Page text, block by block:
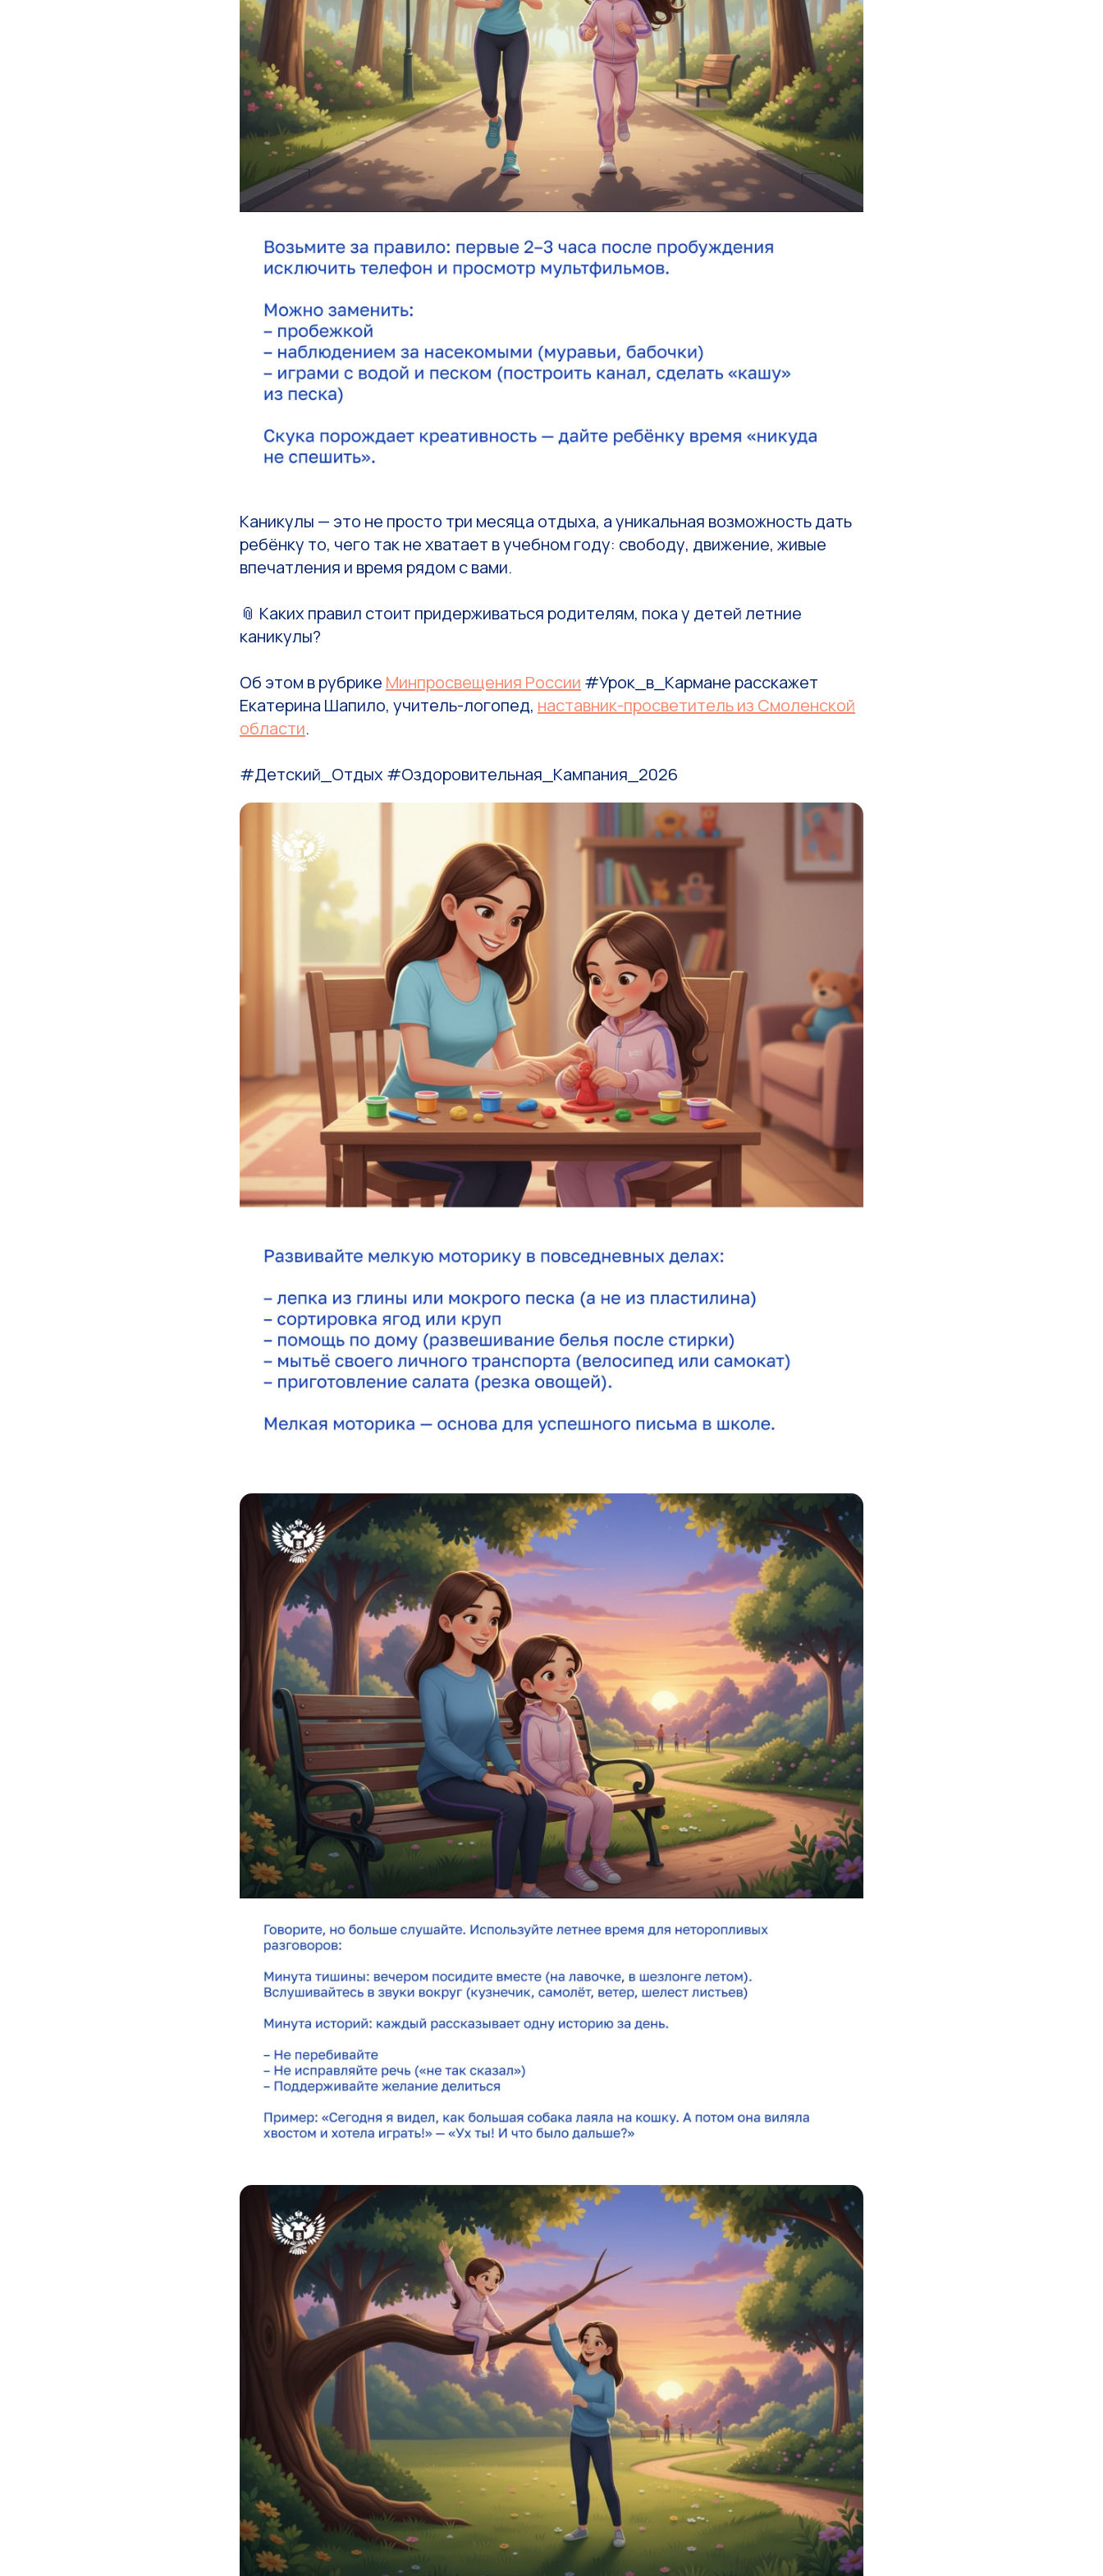
Каникулы — это не просто три месяца отдыха, а уникальная возможность дать
ребёнку то, чего так не хватает в учебном году: свободу, движение, живые
впечатления и время рядом с вами.
📎 Каких правил стоит придерживаться родителям, пока у детей летние
каникулы?
Об этом в рубрике Минпросвещения России #Урок_в_Кармане расскажет
Екатерина Шапило, учитель-логопед, наставник-просветитель из Смоленской
области.
#Детский_Отдых #Оздоровительная_Кампания_2026